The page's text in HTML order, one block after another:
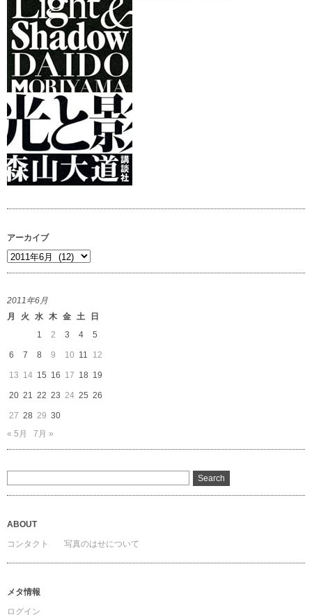
アーカイブ
ア
ー
イ
ブ
2011年6月
月
火 水 木 金 土
日
1
2 3 4 5
6 7 8 9 10 11 12
13 14 15 16 17 18 19
20 21 22 23 24 25 26
27 28 29 30
« 5月
7月 »
ABOUT
コンタクト
写真のはせについて
メタ情報
ログイン